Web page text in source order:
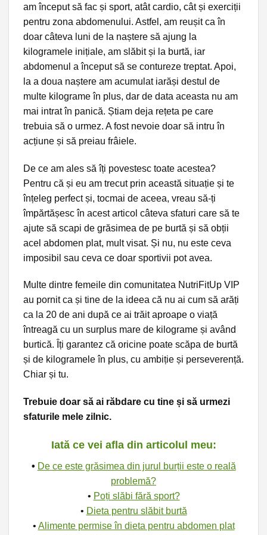
am început să fac și sport, atât cardio, cât și exerciții
pentru zona abdomenului. Astfel, am reușit ca în
doar câteva luni de la naștere să ajung la
kilogramele inițiale, am slăbit și la burtă, iar
abdomenul a început să se contureze treptat. Apoi,
la a doua naștere am acumulat iarăși destul de
multe kilograme în plus, dar de data aceasta nu am
mai intrat în panică. Știam deja rețeta pe care
trebuia să o urmez. A fost nevoie doar să intru în
acțiune și să preiau frâiele.
De ce am ales să îți povestesc toate acestea?
Pentru că și eu am trecut prin această situație și te
înțeleg perfect și, tocmai de aceea, vreau să-ți
împărtășesc în acest articol câteva sfaturi care să te
ajute să scapi de grăsimea de pe burtă și să obții
acel abdomen plat, mult visat. Și nu, nu este ceva
imposibil sau ceva ce doar sportivii pot avea.
Multe dintre femeile din comunitatea NutriFitUp VIP
au pornit ca și tine de la ideea că nu ai cum să arăți
ca la 20 de ani după ce ai trăit aproape o viață
întreagă cu un surplus mare de kilograme și având
burtică. Îți garantez că oricine poate scăpa de burtă
și de kilogramele în plus, cu ambiție și perseverență.
Chiar și tu.
Trebuie doar să ai răbdare cu tine și să urmezi
sfaturile mele zilnic.
Iată ce vei afla din articolul meu:
• De ce este grăsimea din jurul burții este o reală
problemă?
• Poți slăbi fără sport?
• Dieta pentru slăbit burtă
• Alimente permise în dieta pentru abdomen plat